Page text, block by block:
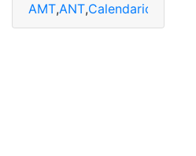
AMT,ANT,Calendario